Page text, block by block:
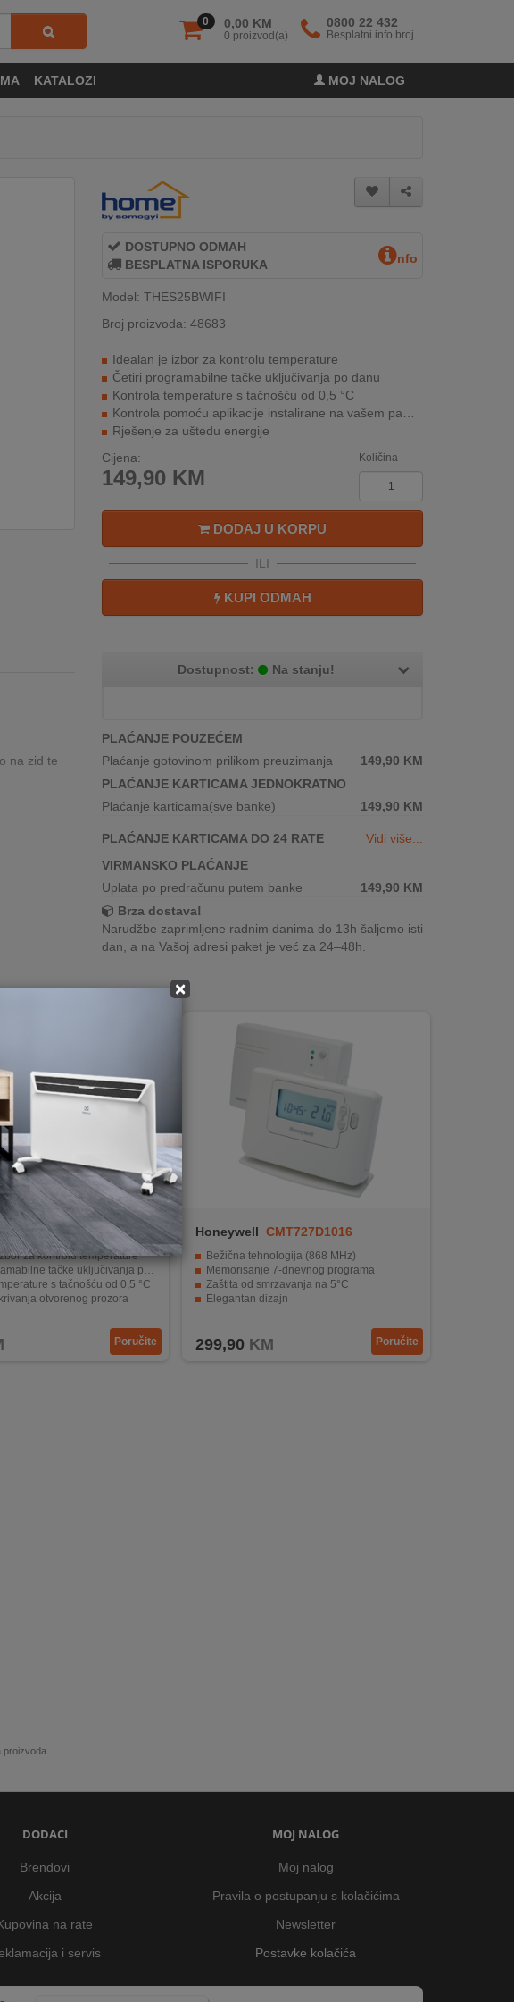
0 0,00 KM
0 proizvod(a)
0800 22 432
Besplatni info broj
KATALOZI MOJ NALOG
×
na zid te
DOSTUPNO ODMAH
BESPLATNA ISPORUKA
nfo
Model: THES25BWIFI
Broj proizvoda: 48683
Idealan je izbor za kontrolu temperature
Četiri programabilne tačke uključivanja po danu
Kontrola temperature s tačnošću od 0,5 °C
Kontrola pomoću aplikacije instalirane na vašem pametnom telefonu
Rješenje za uštedu energije
Cijena:
149,90 KM
Količina
DODAJ U KORPU
ILI
KUPI ODMAH
Dostupnost: Na stanju!
PLAĆANJE POUZEĆEM
Plaćanje gotovinom prilikom preuzimanja
149,90 KM
PLAĆANJE KARTICAMA JEDNOKRATNO
Plaćanje karticama(sve banke)
149,90 KM
PLAĆANJE KARTICAMA DO 24 RATE
Vidi više...
VIRMANSKO PLAĆANJE
Uplata po predračunu putem banke
149,90 KM
Brza dostava!
Narudžbe zaprimljene radnim danima do 13h šaljemo isti
dan, a na Vašoj adresi paket je već za 24–48h.
za kontrolu temperature
tačke uključivanja po danu
s tačnošću od 0,5 °C
otvorenog prozora
Poručite
Honeywell CMT727D1016
Bežična tehnologija (868 MHz)
Memorisanje 7-dnevnog programa
Zaštita od smrzavanja na 5°C
Elegantan dizajn
299,90 KM Poručite
DODACI
Brendovi
Akcija
na rate
i servis
MOJ NALOG
Moj nalog
Pravila o postupanju s kolačićima
Newsletter
Postavke kolačića